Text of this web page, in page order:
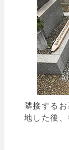
隣接する
地した後、